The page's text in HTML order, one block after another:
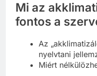
Mi az
fontos a
Az
nyelvtani
Miért